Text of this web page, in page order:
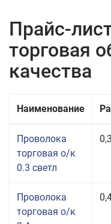
Прайс-
торговая
качества
Наименование
Проволока
торговая о/к
0.3 светл
0,3
Проволока
торговая о/к